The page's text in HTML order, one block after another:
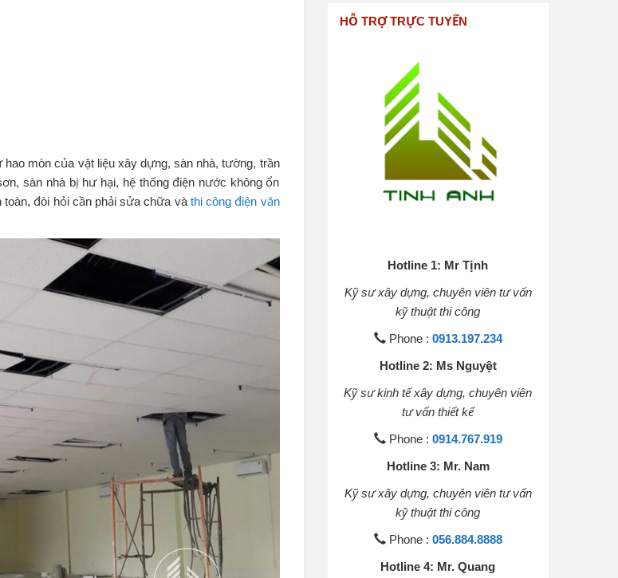
mòn của vật liệu xây dựng, sàn nhà, tường, trần
sàn nhà bị hư hại, hệ thống điện nước không ổn
đòi hỏi cần phải sửa chữa và thi công điện văn
HỖ TRỢ TRỰC TUYẾN
Hotline 1: Mr Tịnh
Kỹ sư xây dựng, chuyên viên tư vấn
kỹ thuật thi công
Phone : 0913.197.234
Hotline 2: Ms Nguyệt
Kỹ sư kinh tế xây dựng, chuyên viên
tư vấn thiết kế
Phone : 0914.767.919
Hotline 3: Mr. Nam
Kỹ sư xây dựng, chuyên viên tư vấn
kỹ thuật thi công
Phone : 056.884.8888
Hotline 4: Mr. Quang